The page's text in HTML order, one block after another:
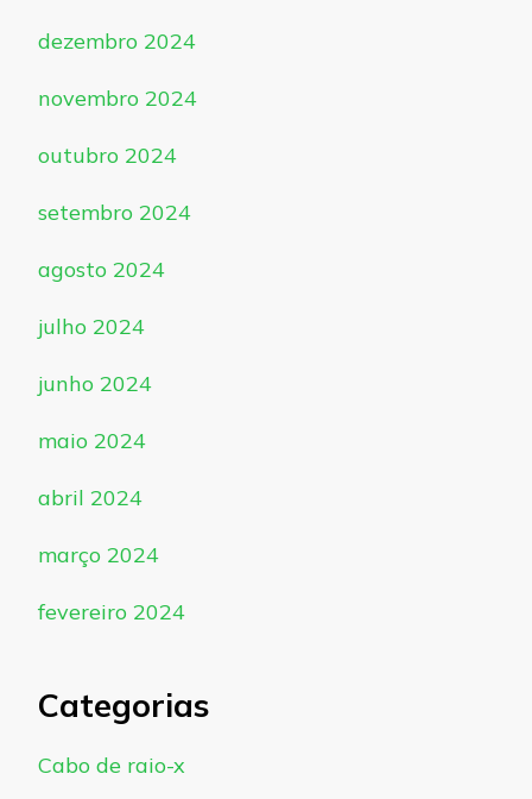
dezembro 2024
novembro 2024
outubro 2024
setembro 2024
agosto 2024
julho 2024
junho 2024
maio 2024
abril 2024
março 2024
fevereiro 2024
Categorias
Cabo de raio-x